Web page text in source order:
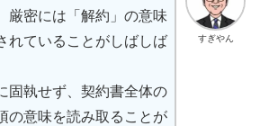
すぎやん
厳密には「解約」の意味
れていることがしばしば
固執せず、契約書全体の
の意味を読み取ることが